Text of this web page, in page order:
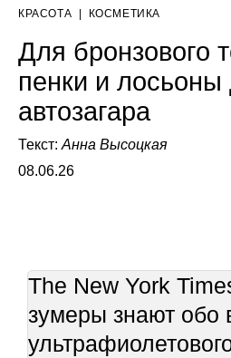
КРАСОТА КОСМЕТИКА
Для бронзового
пенки и лосьоны
автозагара
Текст: Анна Высоцкая
08.06.26
The New York
зумеры знают обо